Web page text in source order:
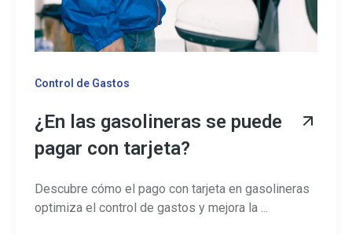
Control de Gastos
¿En las gasolineras se puede
pagar con tarjeta?
Descubre cómo el pago con tarjeta en gasolineras
optimiza el control de gastos y mejora la ...